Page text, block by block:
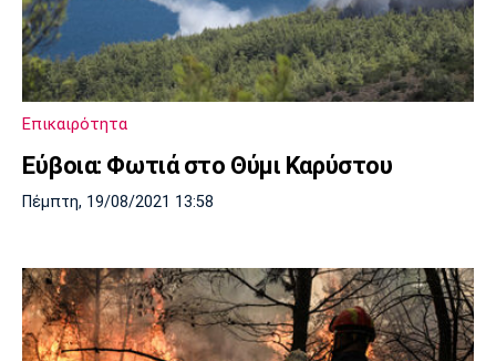
Επικαιρότητα
Εύβοια: Φωτιά στο Θύμι Καρύστου
Πέμπτη, 19/08/2021 13:58